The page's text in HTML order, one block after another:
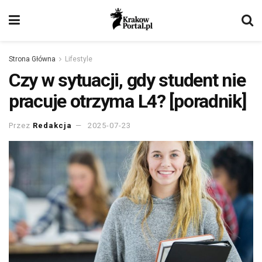
Strona Główna Lifestyle
Czy w sytuacji, gdy student nie
pracuje otrzyma L4? [poradnik]
Przez Redakcja 2025-07-23